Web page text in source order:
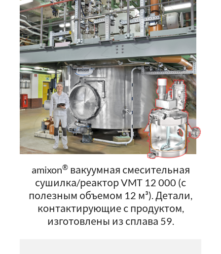
amixon®вакуумная смесительная
сушилка/реактор VMT 12 000 (с
полезным объемом 12 м³). Детали,
контактирующие с продуктом,
изготовлены из сплава 59.